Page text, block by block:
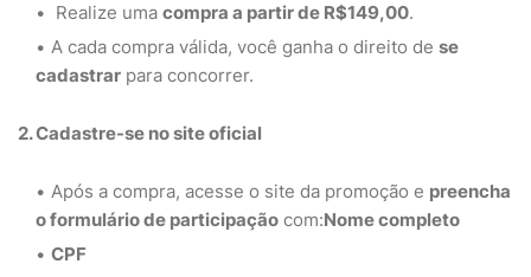
Realize uma compra a partir de R$149,00.
A cada compra válida, você ganha o direito de se
cadastrar para concorrer.
2. Cadastre-se no site oficial
Após a compra, acesse o site da promoção e preencha
o formulário de participação com:Nome completo
CPF